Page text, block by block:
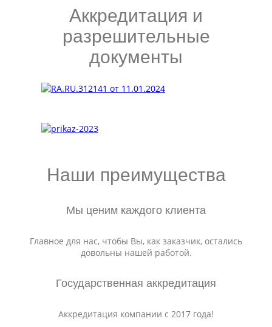
Аккредитация и
разрешительные
документы
Наши преимущества
Мы ценим каждого клиента
Главное для нас, чтобы Вы, как заказчик, остались
довольны нашей работой.
Государственная аккредитация
Аккредитация компании с 2017 года!